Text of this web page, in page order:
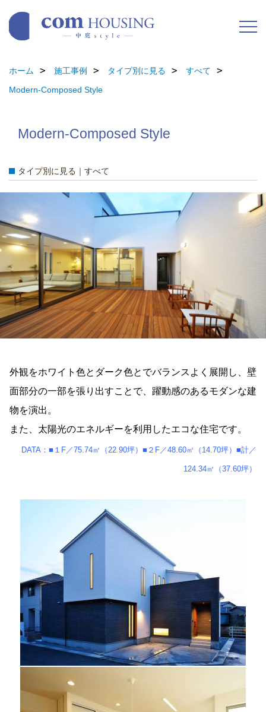
ホーム 施工事例 タイプ別に見る
すべて
Modern-Composed Style
Modern-Composed Style
タイプ別に見る｜すべて
外観をホワイト色とダーク色とでバランスよく展開し、壁
面部分の一部を張り出すことで、躍動感のあるモダンな建
物を演出。
また、太陽光のエネルギーを利用したエコな住宅です。
DATA：■１F／75.74㎡（22.90坪）■２F／48.60㎡（14.70坪）■計／
124.34㎡（37.60坪）